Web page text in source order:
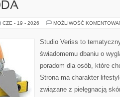
CZE - 19 - 2026 MOŻLIWOŚĆ
Studio Veriss to
świadomemu dbaniu o
poradom dla osób, które
Strona ma charakter
związane z pielęgnacją